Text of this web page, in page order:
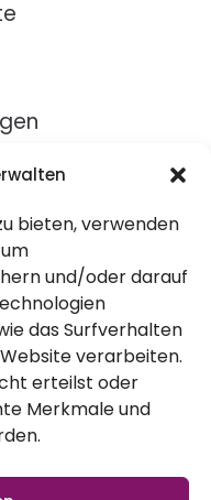
bieten, verwenden
und/oder darauf
das Surfverhalten
verarbeiten.
erteilst oder
Merkmale und
Gründünger
€
7% MwSt
Versand
Lieferzeit 2-5
den Warenkorb